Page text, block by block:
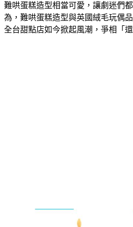
難哄蛋糕造型相當可愛，讓劇迷們
為，難哄蛋糕造型與英國絨毛玩偶品
全台甜點店如今掀起風潮，爭相「